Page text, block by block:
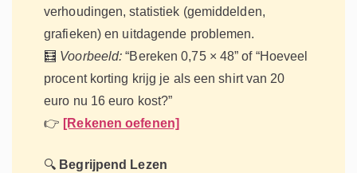
verhoudingen, statistiek (gemiddelden,
grafieken) en uitdagende problemen.
🧮 Voorbeeld: “Bereken 0,75 × 48” of “Hoeveel
procent korting krijg je als een shirt van 20
euro nu 16 euro kost?”
👉 [Rekenen oefenen]
🔍 Begrijpend Lezen